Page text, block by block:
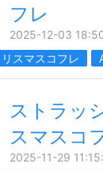
フレ
2025-12-03
リスマスコフレ
ストラッ
スマスコ
2025-11-29